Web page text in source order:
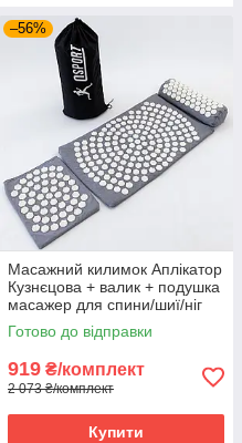
–56%
Масажний килимок Аплікатор
Кузнєцова + валик + подушка
масажер для спини/шиї/ніг
OSPORT Lotus Set (n-0003)
Сіро-білий
Готово до відправки
919 ₴/комплект
2 073 ₴/комплект
Купити